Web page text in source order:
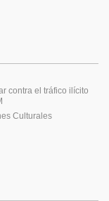
contra el tráfico ilícito
Culturales